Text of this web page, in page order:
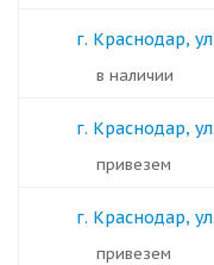
г. Краснодар,
в наличии
г. Краснодар,
Привезем
г. Краснодар,
Привезем